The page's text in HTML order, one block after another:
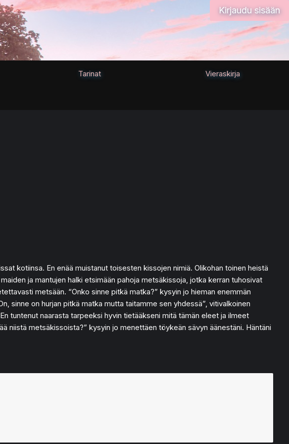
Kirjaudu sisään
Tarinat Vieraskirja
kotiinsa. En enää muistanut toisesten kissojen nimiä. Olikohan toinen heistä
ja mantujen halki etsimään pahoja metsäkissoja, jotka kerran tuhosivat
metsään. “Onko sinne pitkä matka?” kysyin jo hieman enemmän
sinne on hurjan pitkä matka mutta taitamme sen yhdessä”, vitivalkoinen
tuntenut naarasta tarpeeksi hyvin tietääkseni mitä tämän eleet ja ilmeet
niistä metsäkissoista?” kysyin jo menettäen töykeän sävyn äänestäni. Häntäni